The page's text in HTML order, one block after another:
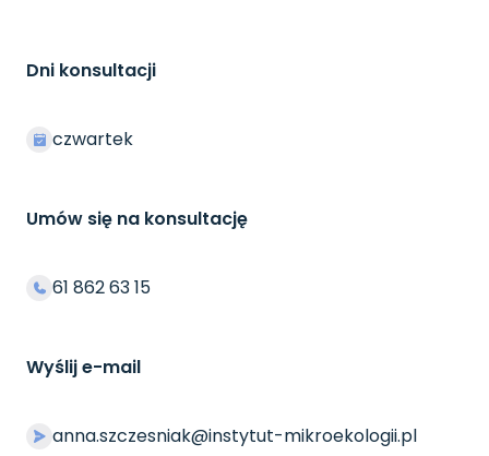
Dni konsultacji
czwartek
Umów się na konsultację
61 862 63 15
Wyślij e-mail
anna.szczesniak@instytut-mikroekologii.pl